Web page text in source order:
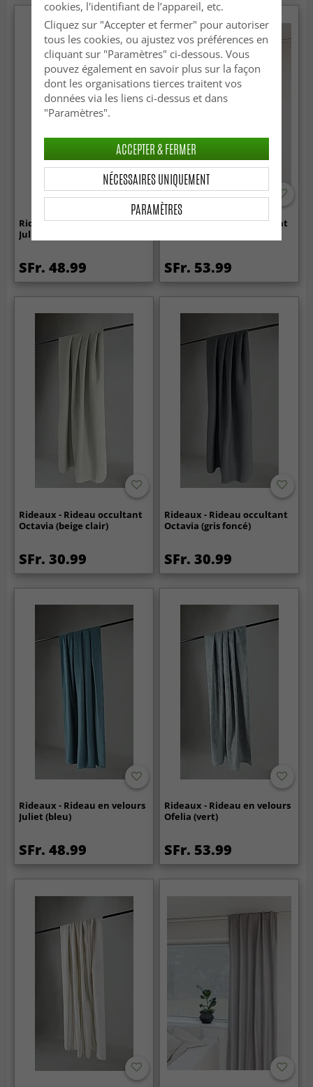
Rideaux - Rideau en velours
Juliet (noir/bleu foncé)
SFr. 48.99
Rideaux - Rideau occultant
SFr. 53.99
Rideaux - Rideau occultant
Octavia (beige clair)
SFr. 30.99
Rideaux - Rideau occultant
Octavia (gris foncé)
SFr. 30.99
Rideaux - Rideau en velours
Juliet (bleu)
SFr. 48.99
Rideaux - Rideau en velours
Ofelia (vert)
SFr. 53.99
cookies, l'identifiant de l’appareil, etc.
Cliquez sur "Accepter et fermer" pour autoriser
tous les cookies, ou ajustez vos préférences en
cliquant sur "Paramètres" ci-dessous. Vous
pouvez également en savoir plus sur la façon
dont les organisations tierces traitent vos
données via les liens ci-dessus et dans
"Paramètres".
PARAMÈTRES
NÉCESSAIRES UNIQUEMENT
ACCEPTER & FERMER